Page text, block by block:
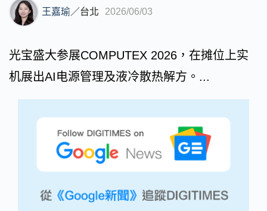
王嘉瑜／台北 2026/06/03
光宝盛大参展COMPUTEX 2026，在摊位上实
机展出AI电源管理及液冷散热解方。...